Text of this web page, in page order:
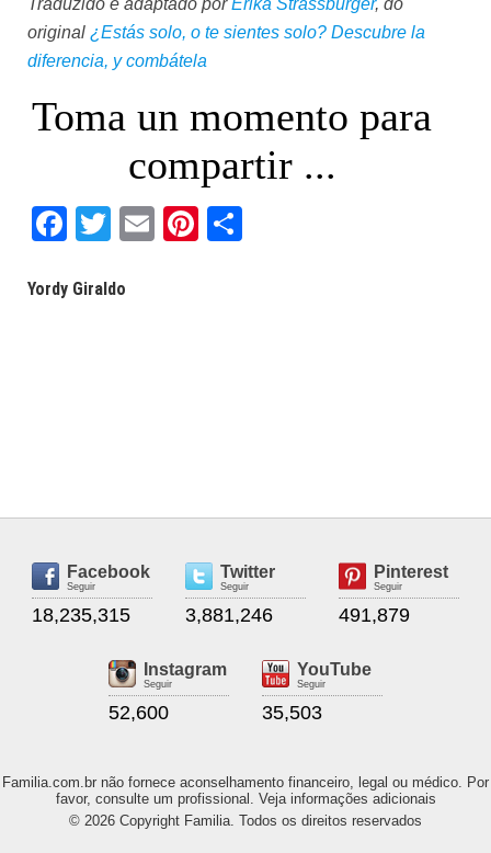
Traduzido e adaptado por Erika Strassburger, do
original ¿Estás solo, o te sientes solo? Descubre la
diferencia, y combátela
Toma un momento para
compartir ...
Facebook
Twitter
EmailPinterest
Yordy Giraldo
Facebook
Seguir
18,235,315
Twitter
Seguir
3,881,246
Pinterest
Seguir
491,879
Instagram
Seguir
52,600
YouTube
Seguir
35,503
Familia.com.br não fornece aconselhamento financeiro, legal ou médico. Por
favor, consulte um profissional. Veja informações adicionais
© 2026 Copyright Familia. Todos os direitos reservados